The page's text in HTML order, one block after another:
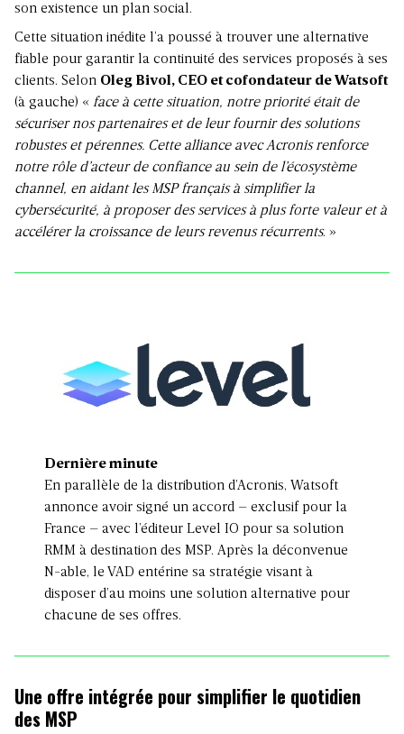
son existence un plan social.
Cette situation inédite l’a poussé à trouver une alternative
fiable pour garantir la continuité des services proposés à ses
clients. Selon Oleg Bivol, CEO et cofondateur de Watsoft
(à gauche) « face à cette situation, notre priorité était de
sécuriser nos partenaires et de leur fournir des solutions
robustes et pérennes. Cette alliance avec Acronis renforce
notre rôle d’acteur de confiance au sein de l’écosystème
channel, en aidant les MSP français à simplifier la
cybersécurité, à proposer des services à plus forte valeur et à
accélérer la croissance de leurs revenus récurrents. »
Dernière minute
En parallèle de la distribution d’Acronis, Watsoft
annonce avoir signé un accord – exclusif pour la
France – avec l’éditeur Level IO pour sa solution
RMM à destination des MSP. Après la déconvenue
N-able, le VAD entérine sa stratégie visant à
disposer d’au moins une solution alternative pour
chacune de ses offres.
Une offre intégrée pour simplifier le quotidien
des MSP